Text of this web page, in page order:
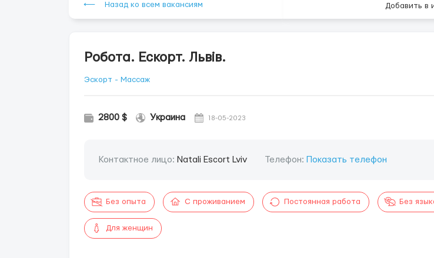
⟵ Назад ко всем вакансиям Добавить в
Робота. Ескорт. Львів.
Эскорт - Массаж
2800 $ Украина 18-05-2023
Контактное лицо: Natali Escort Lviv Телефон: Показать телефон
Без опыта С проживанием Постоянная работа Без
Для женщин